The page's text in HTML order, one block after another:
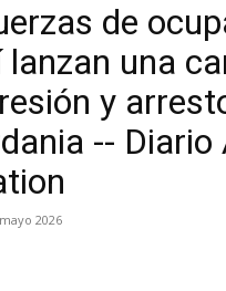
de
lanzan una
y
-- Diario
2026